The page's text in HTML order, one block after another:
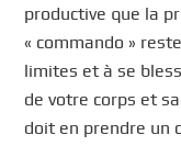
productive que la
« commando »
limites et à se
de votre corps et
doit en prendre un